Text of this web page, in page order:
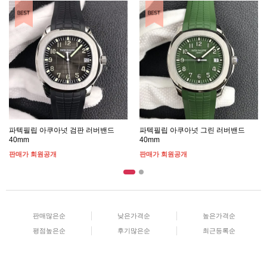
파텍필립 아쿠아넛 검판 러버밴드
40mm
판매가 회원공개
파텍필립 아쿠아넛 그린 러버밴드
40mm
판매가 회원공개
BEST ITEM
판매많은순 낮은가격순 높은가격순
평점높은순 후기많은순 최근등록순